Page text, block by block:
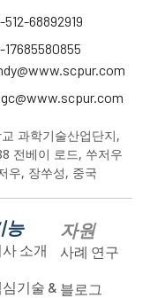
512-68892919
17685580855
과학기술산업단지,
전베이 로드, 쑤저우
우, 장쑤성, 중국
능
소개
심기술 &
자원
사례 연구
블로그